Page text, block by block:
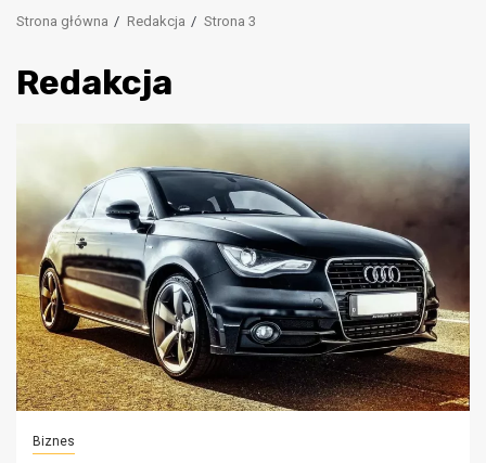
Strona główna Redakcja Strona 3
Redakcja
Biznes